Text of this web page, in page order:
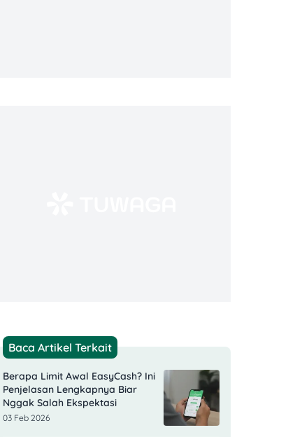
Baca Artikel Terkait
Berapa Limit Awal EasyCash? Ini
Penjelasan Lengkapnya Biar
Nggak Salah Ekspektasi
03 Feb 2026